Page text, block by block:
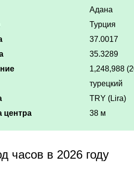
Адана
Турция
37.0017
35.3289
1,248,988
турецкий
TRY (Lira)
центра
38 м
часов в 2026 году